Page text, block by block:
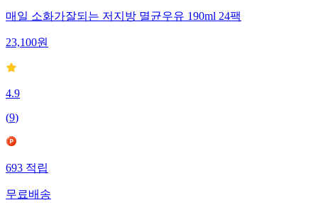
매일 소화가잘되는 저지방 멸균우유 190ml 24팩
23,100원
4.9
(9)
693적립
무료배송